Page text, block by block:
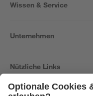
Wissen & Service
Unternehmen
Nützliche Links